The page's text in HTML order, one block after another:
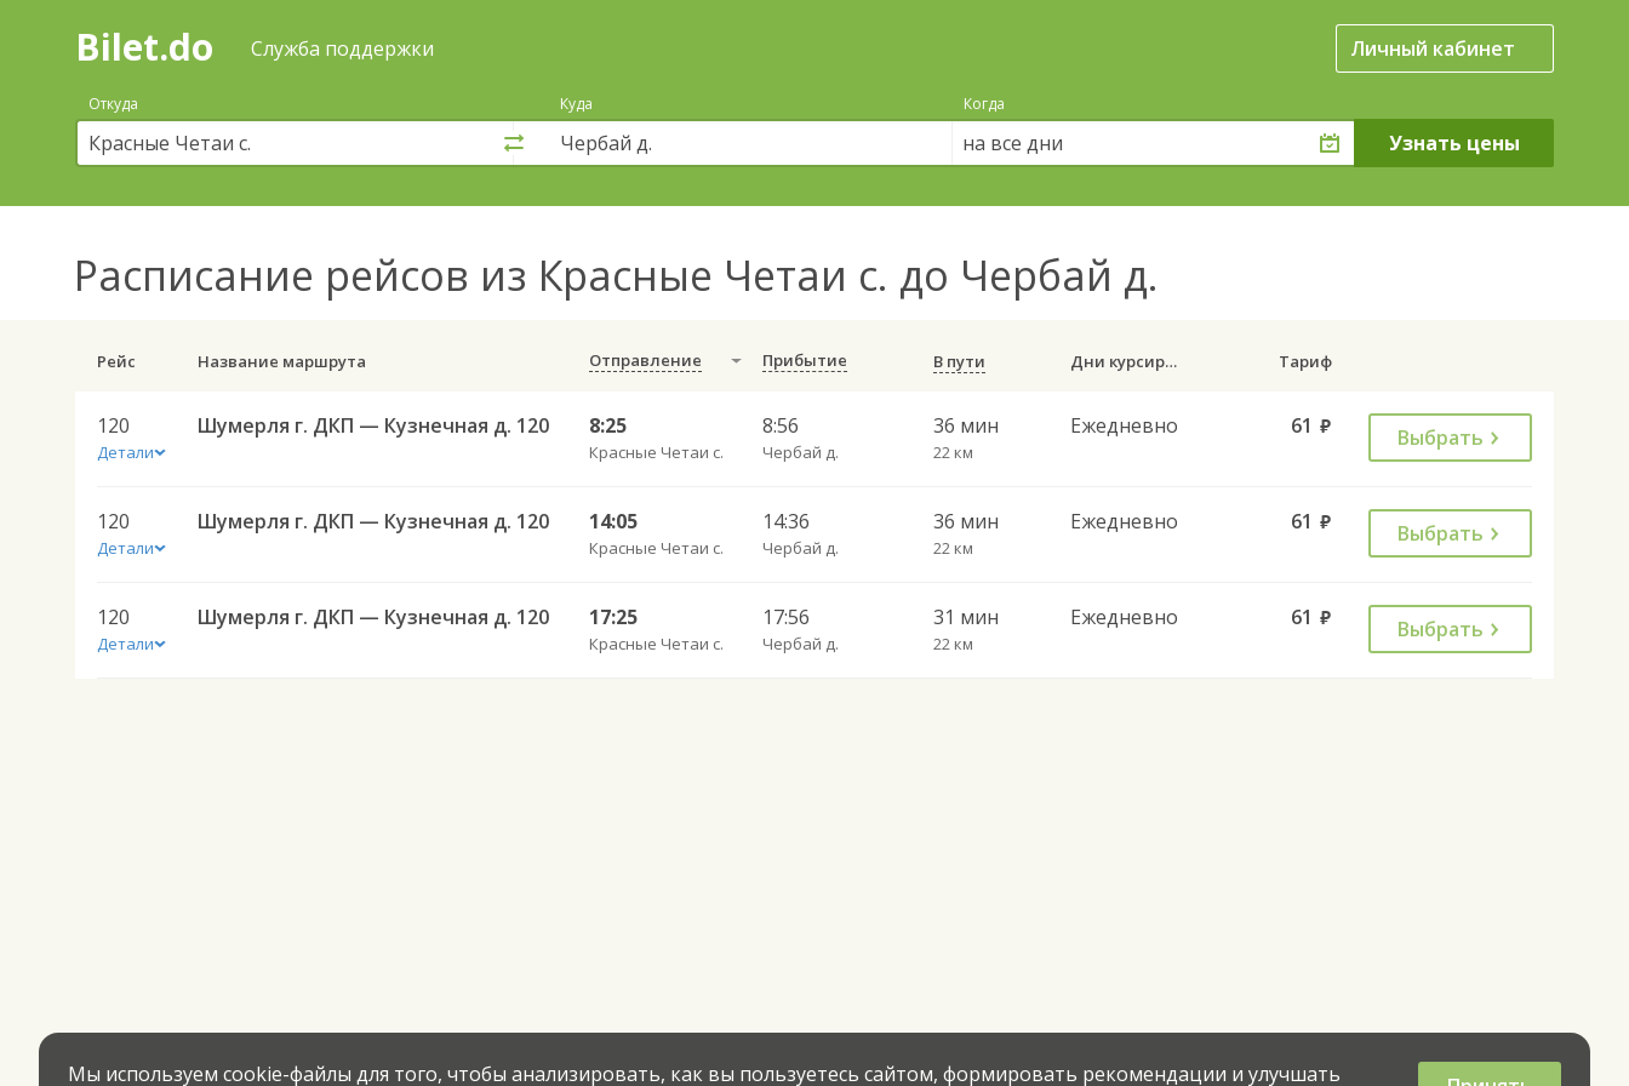
Поиск
покупка
билетов
автобус
онлайн
Bilet.do Служба поддержки Личный кабинет
Откуда Куда Когда
на все дни
Расписание рейсов из Красные Четаи с. до Чербай д.
Рейс Название маршрута Отправление Прибытие В пути Дни курсирования Тариф
120
Детали
Шумерля г. ДКП — Кузнечная д. 120 8:25
Красные Четаи с.
8:56
Чербай д.
36 мин
22 км
Ежедневно 61 руб. Выбрать
120
Детали
Шумерля г. ДКП — Кузнечная д. 120 14:05
Красные Четаи с.
14:36
Чербай д.
36 мин
22 км
Ежедневно 61 руб. Выбрать
120
Детали
Шумерля г. ДКП — Кузнечная д. 120 17:25
Красные Четаи с.
17:56
Чербай д.
31 мин
22 км
Ежедневно 61 руб. Выбрать
Мы используем cookie-файлы для того, чтобы анализировать, как вы пользуетесь сайтом, формировать рекомендации и улучшать